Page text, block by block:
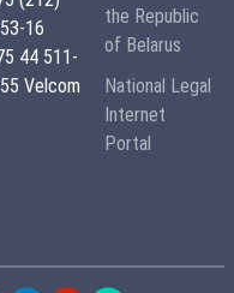
16
44 511-
Velcom
the Republic
of Belarus
National Legal
Internet
Portal